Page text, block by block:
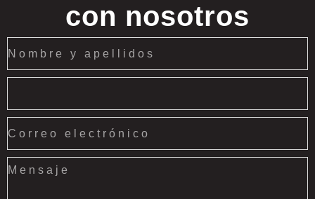
con nosotros